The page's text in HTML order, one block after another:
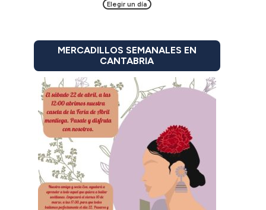
Elegir un día
MERCADILLOS SEMANALES EN
CANTABRIA